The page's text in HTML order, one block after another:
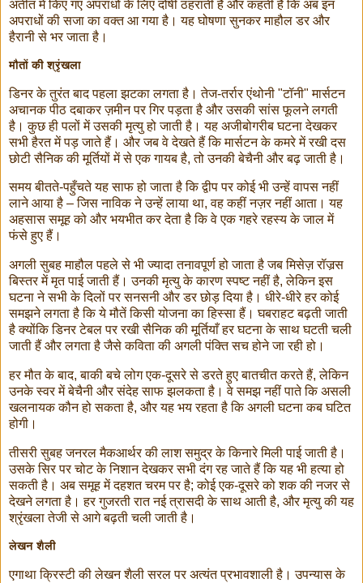
अतीत में किए गए अपराधों के लिए दोषी ठहराती है और कहती है कि अब इन
अपराधों की सजा का वक्त आ गया है। यह घोषणा सुनकर माहौल डर और
हैरानी से भर जाता है।
मौतों की श्रृंखला
डिनर के तुरंत बाद पहला झटका लगता है। तेज-तर्रार एंथोनी "टॉनी" मार्सटन
अचानक पीठ दबाकर ज़मीन पर गिर पड़ता है और उसकी सांस फूलने लगती
है। कुछ ही पलों में उसकी मृत्यु हो जाती है। यह अजीबोगरीब घटना देखकर
सभी हैरत में पड़ जाते हैं। और जब वे देखते हैं कि मार्सटन के कमरे में रखी दस
छोटी सैनिक की मूर्तियों में से एक गायब है, तो उनकी बेचैनी और बढ़ जाती है।
समय बीतते-पहुँचते यह साफ हो जाता है कि द्वीप पर कोई भी उन्हें वापस नहीं
लाने आया है – जिस नाविक ने उन्हें लाया था, वह कहीं नज़र नहीं आता। यह
अहसास समूह को और भयभीत कर देता है कि वे एक गहरे रहस्य के जाल में
फंसे हुए हैं।
अगली सुबह माहौल पहले से भी ज्यादा तनावपूर्ण हो जाता है जब मिसेज़ रॉजर्‍स
बिस्तर में मृत पाई जाती हैं। उनकी मृत्यु के कारण स्पष्ट नहीं है, लेकिन इस
घटना ने सभी के दिलों पर सनसनी और डर छोड़ दिया है। धीरे-धीरे हर कोई
समझने लगता है कि ये मौतें किसी योजना का हिस्सा हैं। घबराहट बढ़ती जाती
है क्योंकि डिनर टेबल पर रखी सैनिक की मूर्तियाँ हर घटना के साथ घटती चली
जाती हैं और लगता है जैसे कविता की अगली पंक्ति सच होने जा रही हो।
हर मौत के बाद, बाकी बचे लोग एक-दूसरे से डरते हुए बातचीत करते हैं, लेकिन
उनके स्वर में बेचैनी और संदेह साफ झलकता है। वे समझ नहीं पाते कि असली
खलनायक कौन हो सकता है, और यह भय रहता है कि अगली घटना कब घटित
होगी।
तीसरी सुबह जनरल मैकआर्थर की लाश समुद्र के किनारे मिली पाई जाती है।
उसके सिर पर चोट के निशान देखकर सभी दंग रह जाते हैं कि यह भी हत्या हो
सकती है। अब समूह में दहशत चरम पर है; कोई एक-दूसरे को शक की नजर से
देखने लगता है। हर गुजरती रात नई त्रासदी के साथ आती है, और मृत्यु की यह
श्रृंखला तेजी से आगे बढ़ती चली जाती है।
लेखन शैली
एगाथा क्रिस्टी की लेखन शैली सरल पर अत्यंत प्रभावशाली है। उपन्यास के